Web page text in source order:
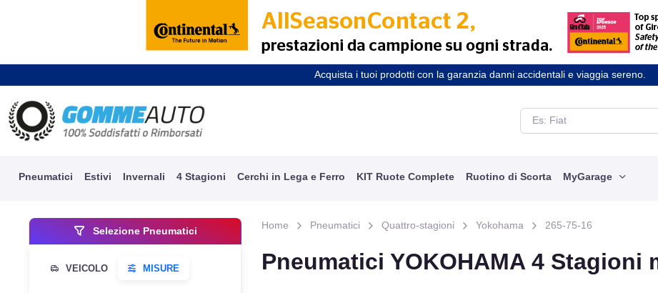
Acquista i tuoi prodotti con la garanzia danni accidentali e viaggia sereno.
Pneumatici Estivi Invernali 4 Stagioni Cerchi in Lega e Ferro KIT Ruote Complete Ruotino di Scorta MyGarage
Selezione Pneumatici Home Pneumatici Quattro-stagioni Yokohama 265-75-16
Pneumatici YOKOHAMA 4 Stagioni